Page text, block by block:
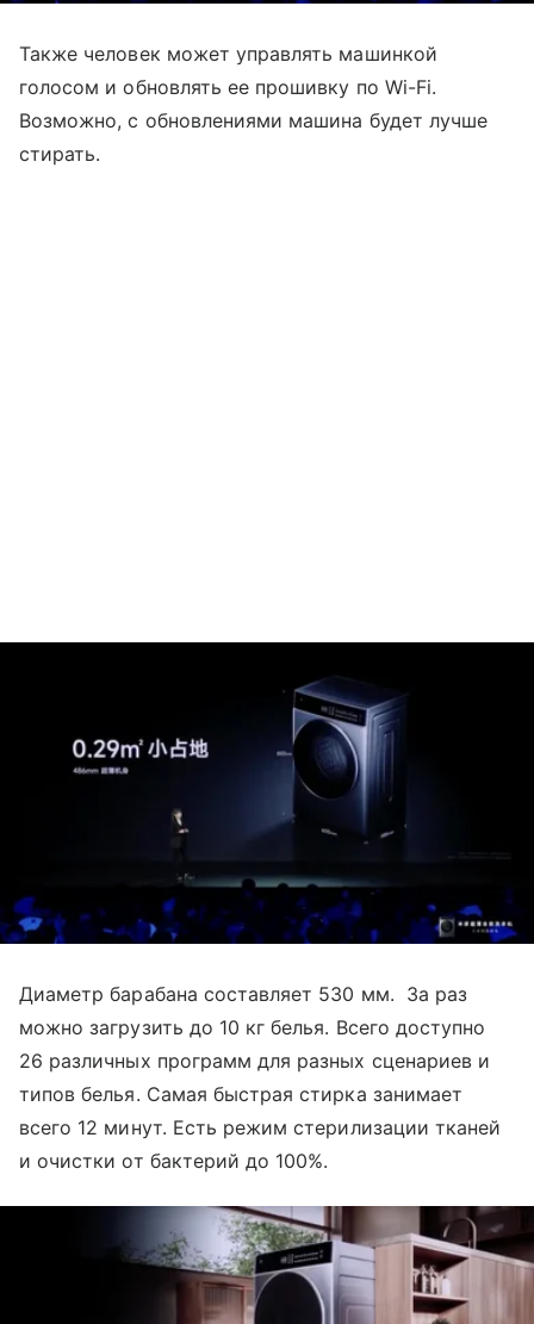
Также человек может управлять машинкой
голосом и обновлять ее прошивку по Wi-Fi.
Возможно, с обновлениями машина будет лучше
стирать.
Диаметр барабана составляет 530 мм. За раз
можно загрузить до 10 кг белья. Всего доступно
26 различных программ для разных сценариев и
типов белья. Самая быстрая стирка занимает
всего 12 минут. Есть режим стерилизации тканей
и очистки от бактерий до 100%.